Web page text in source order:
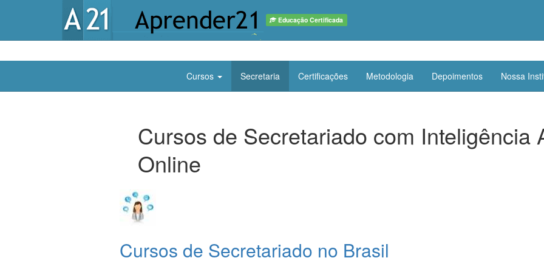
Educação Certificada
Cursos Secretaria Certificações Metodologia Depoimentos Nossa
Cursos de Secretariado com Inteligência
Online
Cursos de Secretariado no Brasil